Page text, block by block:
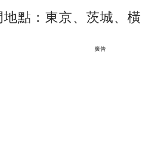
點：東京、茨城、橫
廣告